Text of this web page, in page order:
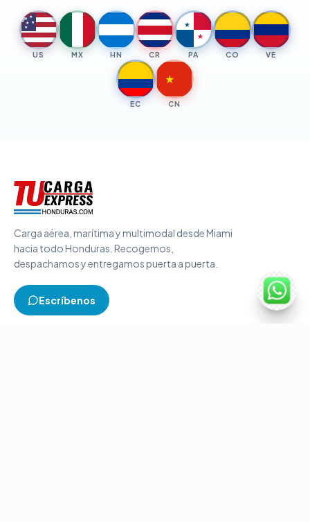
★ ★
★ ★
★
US MX HN CR
★
★
PA CO VE
EC
★
CN
Carga aérea, marítima y multimodal desde Miami
hacia todo Honduras. Recogemos,
despachamos y entregamos puerta a puerta.
Escríbenos